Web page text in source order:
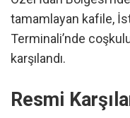
tamamlayan kafile,
Terminali’nde
karşılandı.
Resmi